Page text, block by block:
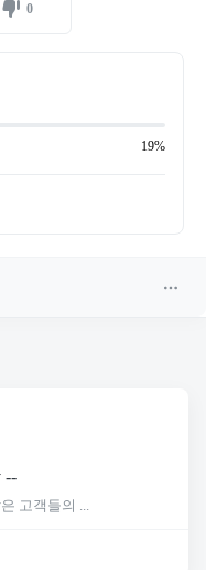
0
19%
--
고객들의 ...